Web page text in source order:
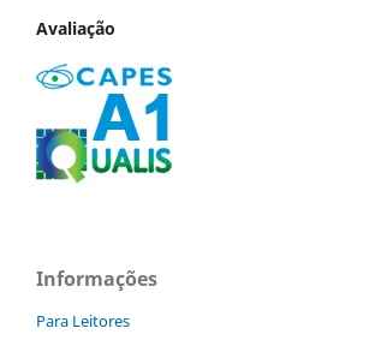
Avaliação
Informações
Para Leitores